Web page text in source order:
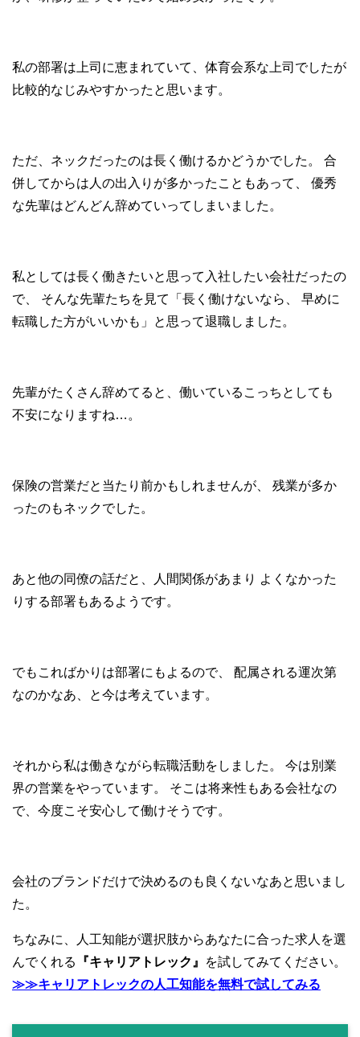
私の部署は上司に恵まれていて、体育会系な上司でしたが
比較的なじみやすかったと思います。
ただ、ネックだったのは長く働けるかどうかでした。
合
併してからは人の出入りが多かったこともあって、
優秀
な先輩はどんどん辞めていってしまいました。
私としては長く働きたいと思って入社したい会社だったの
で、
そんな先輩たちを見て「長く働けないなら、
早めに
転職した方がいいかも」と思って退職しました。
先輩がたくさん辞めてると、働いているこっちとしても
不安になりますね…。
保険の営業だと当たり前かもしれませんが、
残業が多か
ったのもネックでした。
あと他の同僚の話だと、人間関係があまり よくなかった
りする部署もあるようです。
でもこればかりは部署にもよるので、
配属される運次第
なのかなあ、と今は考えています。
それから私は働きながら転職活動をしました。
今は別業
界の営業をやっています。
そこは将来性もある会社なの
で、今度こそ安心して働けそうです。
会社のブランドだけで決めるのも良くないなあと思いまし
た。
ちなみに、人工知能が選択肢からあなたに合った求人を選
んでくれる
『キャリアトレック』
を試してみてください。
≫≫キャリアトレックの人工知能を無料で試してみる